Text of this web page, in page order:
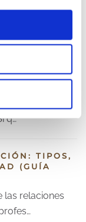
tus
profe…
q…
TIPOS,
(GUÍA
las relaciones